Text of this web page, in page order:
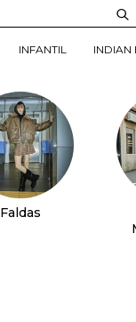
INFANTIL INDIAN
Faldas